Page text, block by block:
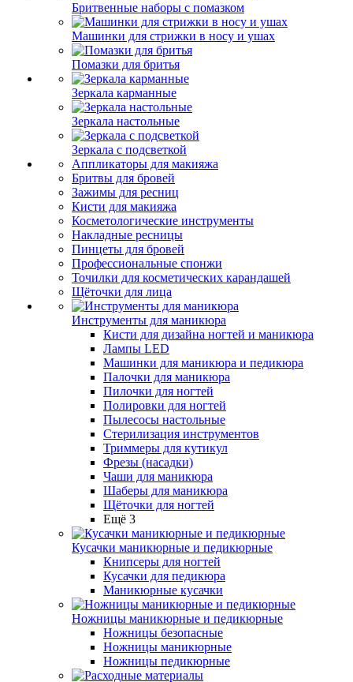
Бритвенные наборы с помазком
Машинки для стрижки в носу и ушах
Помазки для бритья
Зеркала карманные
Зеркала настольные
Зеркала с подсветкой
Аппликаторы для макияжа
Бритвы для бровей
Зажимы для ресниц
Кисти для макияжа
Косметологические инструменты
Накладные ресницы
Пинцеты для бровей
Профессиональные спонжи
Точилки для косметических карандашей
Щёточки для лица
Инструменты для маникюра
Кисти для дизайна ногтей и маникюра
Лампы LED
Машинки для маникюра и педикюра
Палочки для маникюра
Пилочки для ногтей
Полировки для ногтей
Пылесосы настольные
Стерилизация инструментов
Триммеры для кутикул
Фрезы (насадки)
Чаши для маникюра
Шаберы для маникюра
Щёточки для ногтей
Ещё 3
Кусачки маникюрные и педикюрные
Книпсеры для ногтей
Кусачки для педикюра
Маникюрные кусачки
Ножницы маникюрные и педикюрные
Ножницы безопасные
Ножницы маникюрные
Ножницы педикюрные